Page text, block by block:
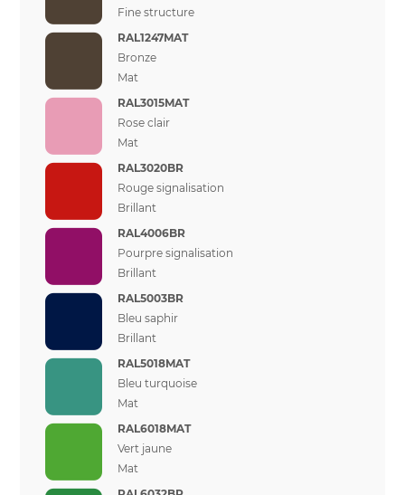
Fine structure
RAL1247MAT
Bronze
Mat
RAL3015MAT
Rose clair
Mat
RAL3020BR
Rouge signalisation
Brillant
RAL4006BR
Pourpre signalisation
Brillant
RAL5003BR
Bleu saphir
Brillant
RAL5018MAT
Bleu turquoise
Mat
RAL6018MAT
Vert jaune
Mat